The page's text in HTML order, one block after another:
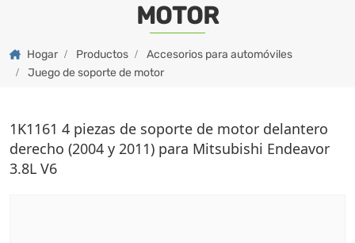
MOTOR
Hogar Productos
Accesorios para automóviles
Juego de soporte de motor
1K1161 4 piezas de soporte de motor delantero
derecho (2004 y 2011) para Mitsubishi Endeavor
3.8L V6